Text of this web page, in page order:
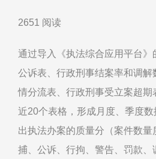
2651 阅读
通过导入《执法综合应用平台》
公诉表、行政刑事结案率和调解
情分流表、行政刑事受立案超期
近20个表格，形成月度、季度
出执法办案的质量分（案件数
捕、公诉、行拘、警告、罚款、